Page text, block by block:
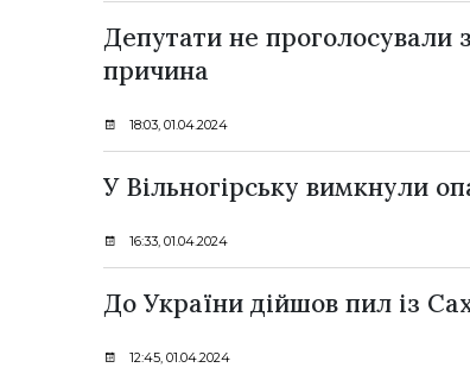
Депутати не проголосували
причина
18:03, 01.04.2024
У Вільногірську вимкнули
16:33, 01.04.2024
До України дійшов пил із
12:45, 01.04.2024